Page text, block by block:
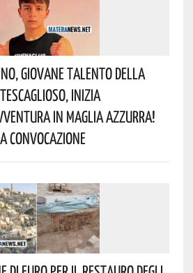
Giovane Talento Della
Inizia
In Maglia Azzurra!
Convocazione